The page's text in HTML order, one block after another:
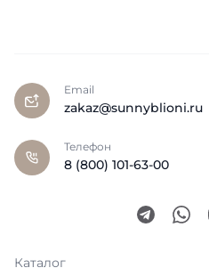
Email
zakaz@sunnyblioni.ru
Телефон
8 (800) 101-63-00
Каталог